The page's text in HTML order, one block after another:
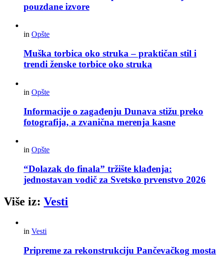
pouzdane izvore
in Opšte
Muška torbica oko struka – praktičan stil i
trendi ženske torbice oko struka
in Opšte
Informacije o zagađenju Dunava stižu preko
fotografija, a zvanična merenja kasne
in Opšte
“Dolazak do finala” tržište klađenja:
jednostavan vodič za Svetsko prvenstvo 2026
Više iz: Vesti
in Vesti
Pripreme za rekonstrukciju Pančevačkog mosta